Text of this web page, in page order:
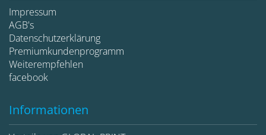
Impressum
AGB's
Datenschutzerklärung
Premiumkundenprogramm
Weiterempfehlen
facebook
Informationen